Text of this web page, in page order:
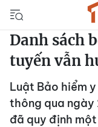
Danh sách
tuyến vẫn
Luật Bảo hiểm
thông qua ngày
đã quy định